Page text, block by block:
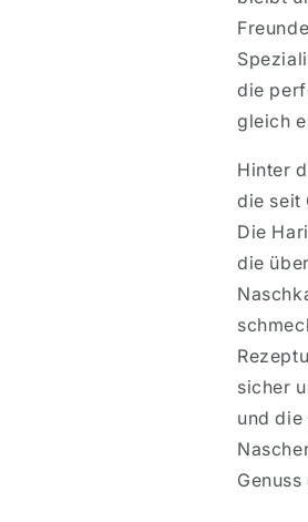
die
gleich
Hinter
die seit
Die
die
sicher
und